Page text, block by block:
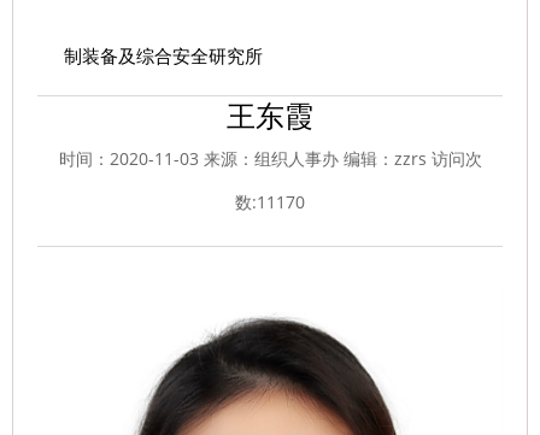
制装备及综合安全研究所
王东霞
时间：2020-11-03 来源：组织人事办 编辑：zzrs 访问次
数:11170